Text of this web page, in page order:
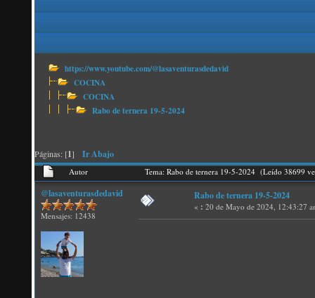
https://www.youtube.com/@lasaventurasdedavid
COCINA
COCINA
Rabo de ternera 19-5-2024
Páginas: [1] Ir Abajo
Autor Tema: Rabo de ternera 19-5-2024 (Leído 38699
@lasaventurasdedavid
Mensajes: 12438
Rabo de ternera 19-5-2024
« : 20 de Mayo de 2024, 12:43:27